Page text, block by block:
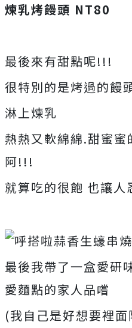
煉乳烤饅頭 NT80
最後來有甜點呢!!!
很特別的是烤過的饅
淋上煉乳
熱熱又軟綿綿.甜蜜
阿!!!
就算吃的很飽 也讓人
最後我帶了一盒愛研
愛麵點的家人品嚐
(我自己是好想要裡